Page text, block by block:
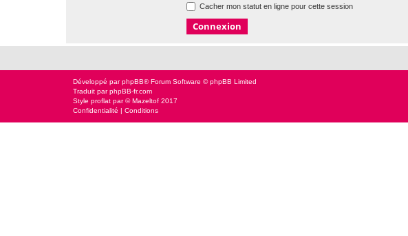
Cacher mon statut en ligne pour cette session
Développé parphpBB® Forum Software © phpBB Limited
Traduit parphpBB-fr.com
Style proflat par ©Mazeltof 2017
Confidentialité | Conditions